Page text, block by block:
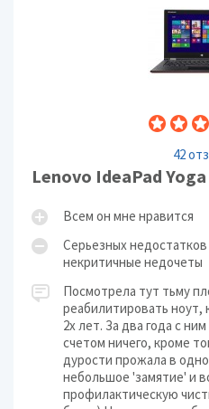
42
Lenovo IdeaPad
Всем он мне нравится
Серьезных
некритичные недочеты
Посмотрела тут тьму
реабилитировать
2х лет. За два года с
счетом ничего, кроме
дурости прожала в
небольшое 'замятие' и
профилактическую